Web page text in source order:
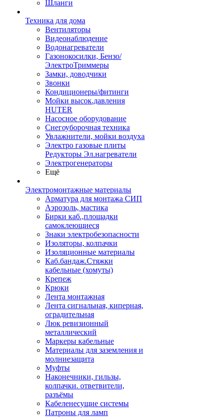
Шланги
Техника для дома
Вентиляторы
Видеонаблюдение
Водонагреватели
Газонокосилки, Бензо/
ЭлектроТриммеры
Замки, доводчики
Звонки
Кондиционеры/фитинги
Мойки высок.давления
HUTER
Насосное оборудование
Снегоуборочная техника
Увлажнители, мойки воздуха
Электро газовые плиты
Редукторы Эл.нагреватели
Электрогенераторы
Ещё
Электромонтажные материалы
Арматура для монтажа СИП
Аэрозоль, мастика
Бирки каб.,площадки
самоклеющиеся
Знаки электробезопасности
Изоляторы, колпачки
Изоляционные материалы
Каб.бандаж.Стяжки
кабельные (хомуты)
Крепеж
Крюки
Лента монтажная
Лента сигнальная, киперная,
оградительная
Люк ревизионный
металлический
Маркеры кабельные
Материалы для заземления и
молниезащита
Муфты
Наконечники, гильзы,
колпачки. ответвители,
разъёмы
Кабеленесущие системы
Патроны для ламп